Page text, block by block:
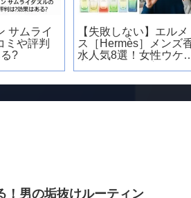
っちの
ランキ
ース曲
茉ひるとは？輝きを放
つ新世代アーティスト
！男の垢抜けルーティン